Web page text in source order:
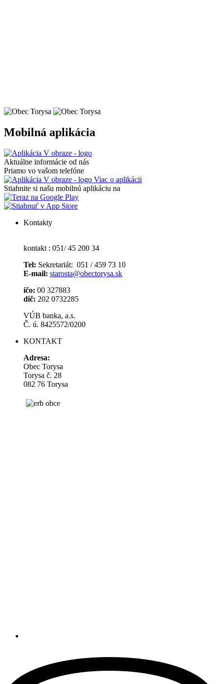
Mobilná aplikácia
Aktuálne informácie od nás
Priamo vo vašom telefóne
Viac o aplikácii
Stiahnite si našu mobilnú aplikáciu na
Kontakty
kontakt : 051/ 45 200 34
Tel: Sekretariát: 051 / 459 73 10
E-mail: starosta@obectorysa.sk
ičo: 00 327883
dič: 202 0732285
VÚB banka, a.s.
Č. ú. 8425572/0200
KONTAKT
Adresa:
Obec Torysa
Torysa č. 28
082 76 Torysa